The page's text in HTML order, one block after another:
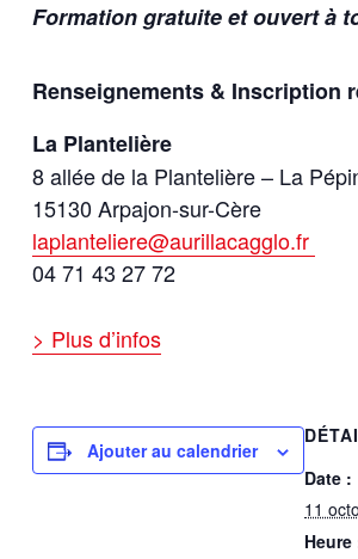
Formation gratuite et ouvert à
Renseignements & Inscription
La Plantelière
8 allée de la Plantelière – La
15130 Arpajon-sur-Cère
laplanteliere@aurillacagglo.fr
04 71 43 27 72
> Plus d’infos
Ajouter au calendrier
Date :
11
Heure